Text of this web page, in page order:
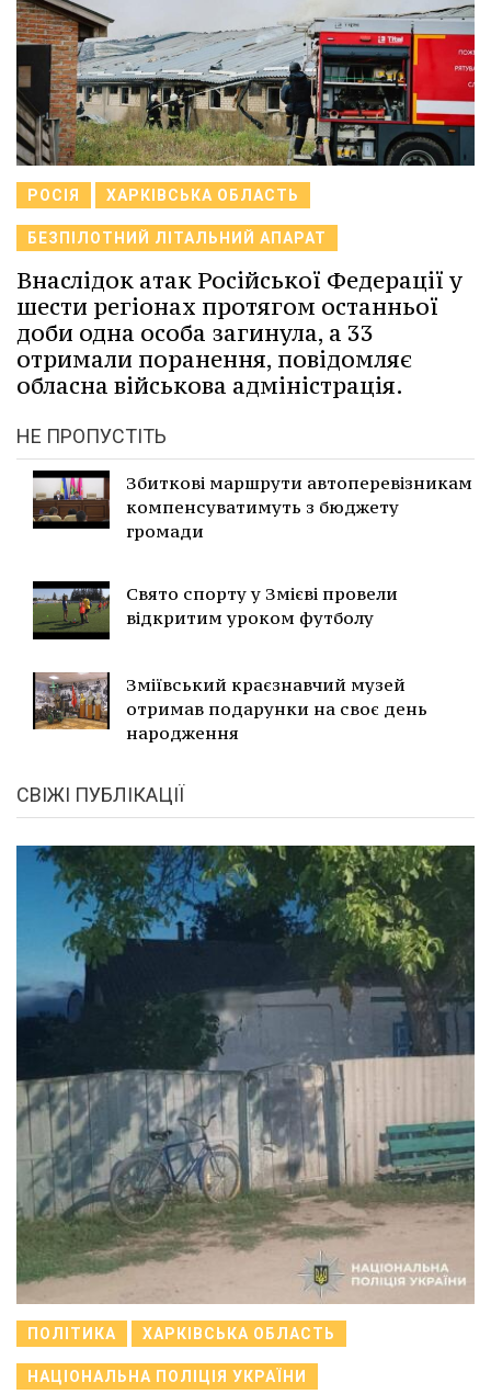
РОСІЯ ХАРКІВСЬКА ОБЛАСТЬ
БЕЗПІЛОТНИЙ ЛІТАЛЬНИЙ АПАРАТ
Внаслідок атак Російської Федерації у
шести регіонах протягом останньої
доби одна особа загинула, а 33
отримали поранення, повідомляє
обласна військова адміністрація.
НЕ ПРОПУСТІТЬ
Збиткові маршрути автоперевізникам
компенсуватимуть з бюджету
громади
Свято спорту у Змієві провели
відкритим уроком футболу
Зміївський краєзнавчий музей
отримав подарунки на своє день
народження
СВІЖІ ПУБЛІКАЦІЇ
ПОЛІТИКА ХАРКІВСЬКА ОБЛАСТЬ
НАЦІОНАЛЬНА ПОЛІЦІЯ УКРАЇНИ